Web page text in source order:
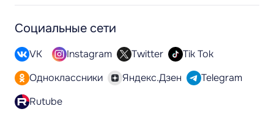
Социальные сети
VK Instagram Twitter
Tik Tok
Одноклассники
Яндекс.Дзен
Telegram
Rutube